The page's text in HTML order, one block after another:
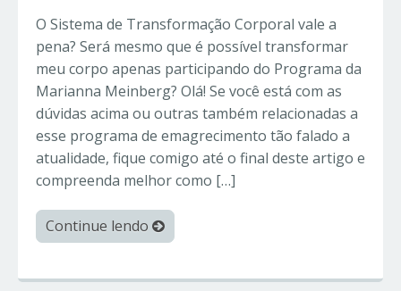
O Sistema de Transformação Corporal vale a
pena? Será mesmo que é possível transformar
meu corpo apenas participando do Programa da
Marianna Meinberg? Olá! Se você está com as
dúvidas acima ou outras também relacionadas a
esse programa de emagrecimento tão falado a
atualidade, fique comigo até o final deste artigo e
compreenda melhor como […]
Continue lendo